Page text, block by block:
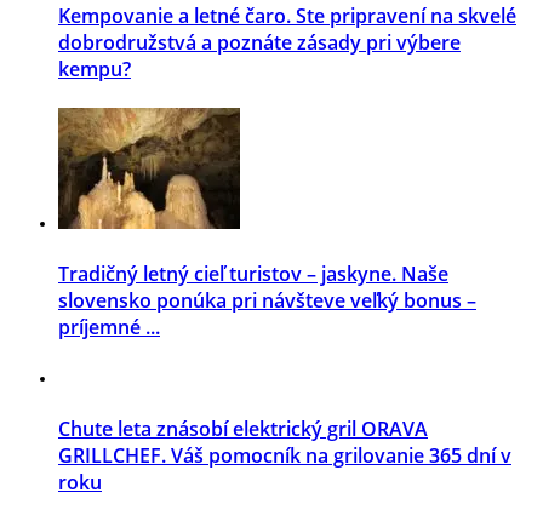
Kempovanie a letné čaro. Ste pripravení na skvelé
dobrodružstvá a poznáte zásady pri výbere
kempu?
Tradičný letný cieľ turistov – jaskyne. Naše
slovensko ponúka pri návšteve veľký bonus –
príjemné ...
Chute leta znásobí elektrický gril ORAVA
GRILLCHEF. Váš pomocník na grilovanie 365 dní v
roku